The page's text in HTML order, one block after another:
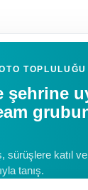
TOPLULUĞU
şehrine
sürüşlere katıl
tanış.